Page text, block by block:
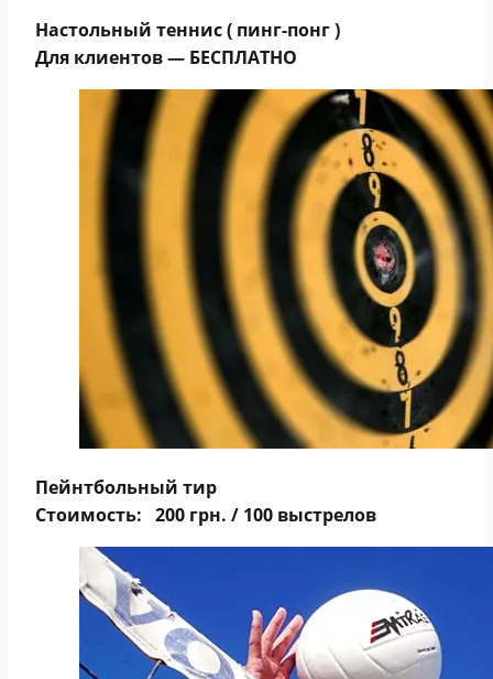
Настольный теннис ( пинг-понг )
Для клиентов — БЕСПЛАТНО
Пейнтбольный тир
Стоимость: 200 грн. / 100 выстрелов